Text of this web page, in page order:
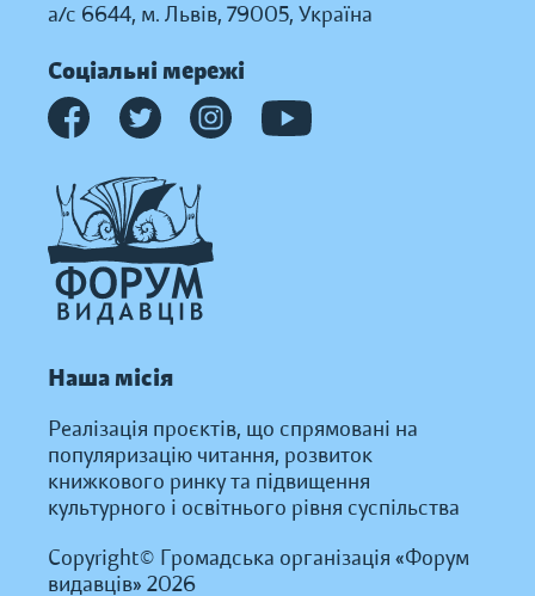
а/с 6644, м. Львів, 79005, Україна
Соціальні мережі
Наша місія
Реалізація проєктів, що спрямовані на
популяризацію читання, розвиток
книжкового ринку та підвищення
культурного і освітнього рівня суспільства
Copyright© Громадська організація «Форум
видавців» 2026